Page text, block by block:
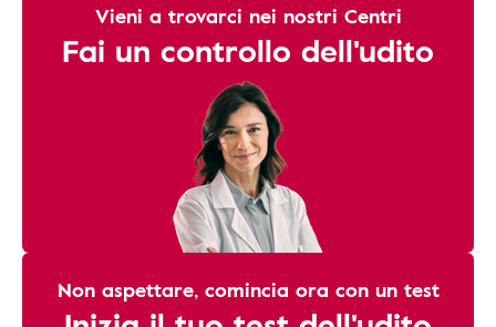
Vieni a trovarci nei nostri Centri
Fai un controllo dell'udito
Non aspettare, comincia ora con un test